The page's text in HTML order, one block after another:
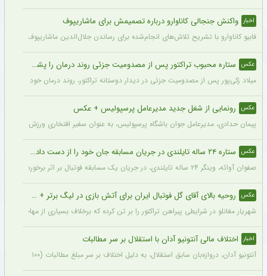
اخبار واکنش جنجالی کاناوارو درباره تصمیمش برای ماشاریپوف
فابیو کاناوارو با تشریح تلاش‌های انجام‌شده برای رساندن جلال‌الدین ماشاریپوف به
عکس ستاره محبوب تراکتور پس از مصدومیت جزئی روند درمان را پشت سر گذاشت + عکس
میلاد زکی‌پور پس از مصدومیت جزئی در دیدار دوستانه تراکتور، روند درمان خود را
عکس رونمایی از شغل جدید مدیرعامل پرسپولیس + عکس
پیمان حدادی، مدیرعامل جوان باشگاه پرسپولیس، به عنوان سفیر افتخاری ورزش چوگان
عکس ستاره ۲۴ ساله تایلندی در جریان مسابقه جان خود را از دست داد + عکس
صفوان آوائه، وینگر ۲۴ ساله تایلندی، در جریان یک مسابقه فوتبال بر اثر برخورد صاعقه جان خود را از دست داد.
عکس روحیه بالای آقای گل فوتبال ایران برای آتش بازی در لیگ برتر + عکس
شهریار مغانلو در شرایطی پیراهن تراکتور را بر تن کرده که برخلاف بسیاری از مهاجمان
اخبار اختلاف مالی آنتونیو آدان با استقلال بر سر مطالبات
آنتونیو آدان، دروازه‌بان سابق استقلال، به دلیل اختلاف بر سر مبلغ مطالبات (۱۰۰ تا ۲۰۰ هزار یورو) قصد شکایت از باشگاه را دارد.